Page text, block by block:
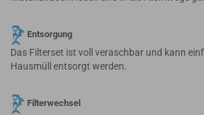
Entsorgung
Das Filterset ist voll veraschbar und kann
Hausmüll entsorgt werden.
Filterwechsel